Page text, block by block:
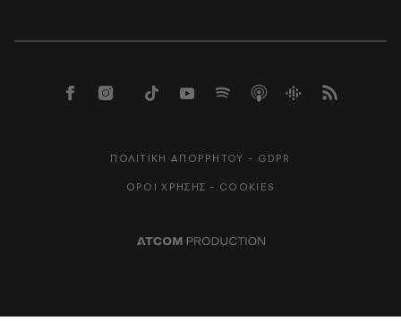
ΠΟΛΙΤΙΚΗ ΑΠΟΡΡΗΤΟΥ - GDPR
ΟΡΟΙ ΧΡΗΣΗΣ - COOKIES